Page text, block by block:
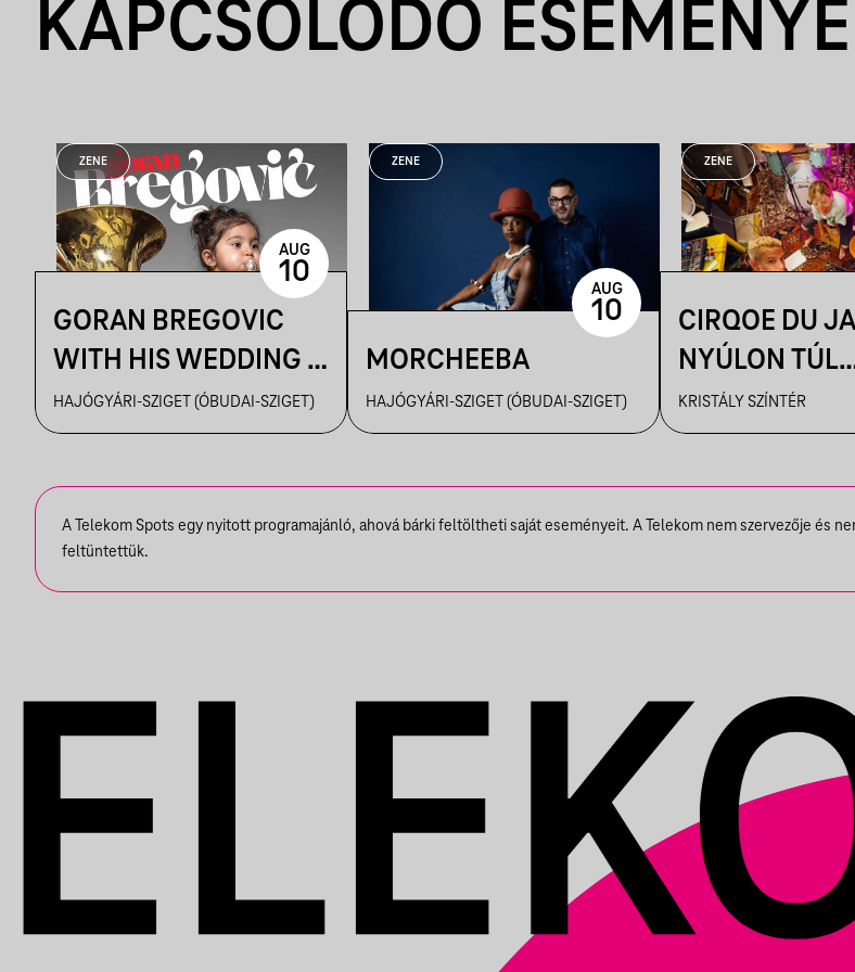
KAPCSOLÓDÓ
ZENE
GORAN BREGOVIC
WITH HIS WEDDING &
FUNERAL
ORCHESTRA
HAJÓGYÁRI-SZIGET (ÓBUDAI-SZIGET)
AUG
10
ZENE
MORCHEEBA
HAJÓGYÁRI-SZIGET (ÓBUDAI-SZIGET)
AUG
10
ZENE
CIRQOE DU
NYÚLON TÚL
SESSIONS #1
KRISTÁLY SZÍNTÉR
A Telekom Spots egy nyitott programajánló, ahová bárki feltöltheti saját eseményeit. A Telekom nem szervezője és
feltüntettük.